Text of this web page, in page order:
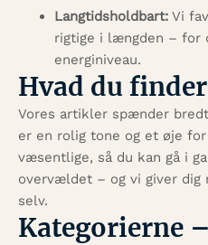
Langtidsholdbart: Vi
rigtige i længden – for
energiniveau.
Hvad du
Vores artikler spænder
er en rolig tone og et øje
væsentlige, så du kan gå i
overvældet – og vi giver dig
selv.
Kategorierne